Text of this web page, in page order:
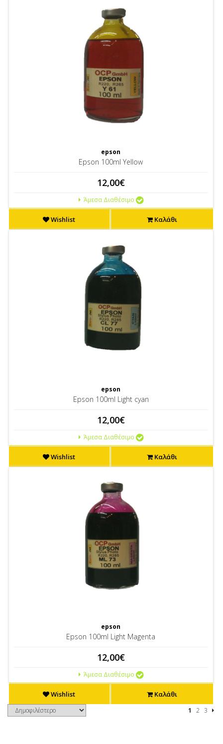
epson
Epson 100ml Yellow
12,00€
Άμεσα Διαθέσιμο
Wishlist Καλάθι
epson
Epson 100ml Light cyan
12,00€
Άμεσα Διαθέσιμο
Wishlist Καλάθι
epson
Epson 100ml Light Magenta
12,00€
Άμεσα Διαθέσιμο
Wishlist Καλάθι
1 2 3